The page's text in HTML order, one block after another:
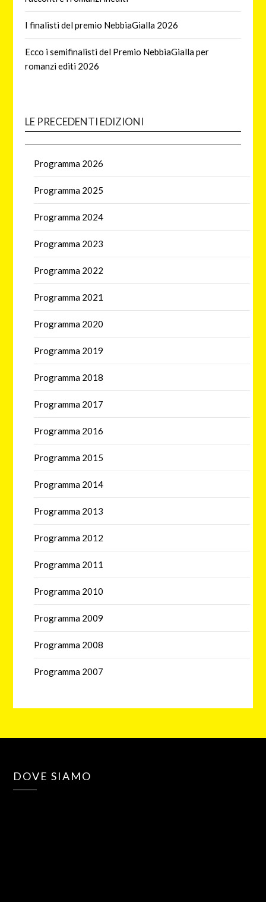
I finalisti del premio NebbiaGialla 2026
Ecco i semifinalisti del Premio NebbiaGialla per
romanzi editi 2026
LE PRECEDENTI EDIZIONI
Programma 2026
Programma 2025
Programma 2024
Programma 2023
Programma 2022
Programma 2021
Programma 2020
Programma 2019
Programma 2018
Programma 2017
Programma 2016
Programma 2015
Programma 2014
Programma 2013
Programma 2012
Programma 2011
Programma 2010
Programma 2009
Programma 2008
Programma 2007
DOVE SIAMO